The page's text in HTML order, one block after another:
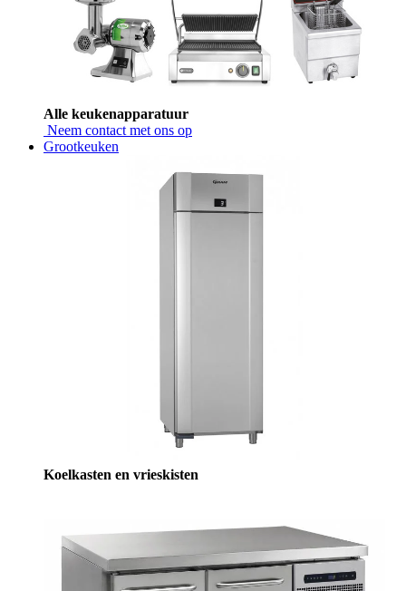
Alle keukenapparatuur
Neem contact met ons op
Grootkeuken
Koelkasten en vrieskisten